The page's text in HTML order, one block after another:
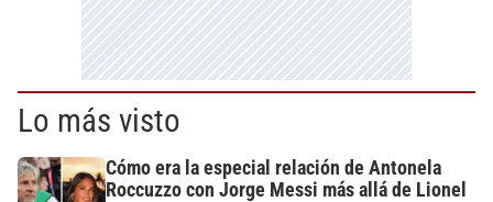
Lo más visto
Cómo era la especial relación de Antonela
Roccuzzo con Jorge Messi más allá de Lionel